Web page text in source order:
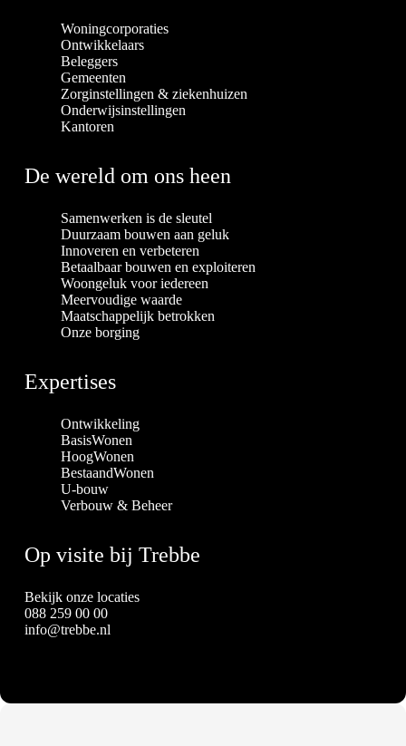
Woningcorporaties
Ontwikkelaars
Beleggers
Gemeenten
Zorginstellingen & ziekenhuizen
Onderwijsinstellingen
Kantoren
De wereld om ons heen
Samenwerken is de sleutel
Duurzaam bouwen aan geluk
Innoveren en verbeteren
Betaalbaar bouwen en exploiteren
Woongeluk voor iedereen
Meervoudige waarde
Maatschappelijk betrokken
Onze borging
Expertises
Ontwikkeling
BasisWonen
HoogWonen
BestaandWonen
U-bouw
Verbouw & Beheer
Op visite bij Trebbe
Bekijk onze locaties
088 259 00 00
info@trebbe.nl